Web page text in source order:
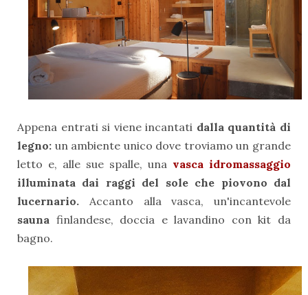
Appena entrati si viene incantati dalla quantità di
legno: un ambiente unico dove troviamo un grande
letto e, alle sue spalle, una vasca idromassaggio
illuminata dai raggi del sole che piovono dal
lucernario. Accanto alla vasca, un'incantevole
sauna finlandese, doccia e lavandino con kit da
bagno.